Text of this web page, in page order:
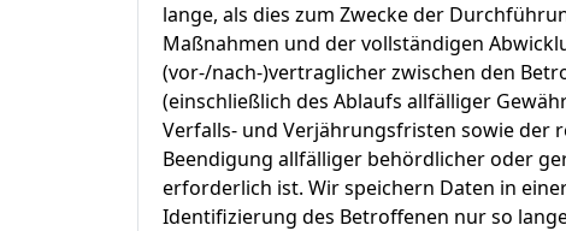
lange, als dies zum Zwecke der
Maßnahmen und der vollständigen
(vor-/nach-)vertraglicher zwischen den
(einschließlich des Ablaufs allfälliger
Verfalls- und Verjährungsfristen sowie der
Beendigung allfälliger behördlicher oder
erforderlich ist. Wir speichern Daten in
Identifizierung des Betroffenen nur so